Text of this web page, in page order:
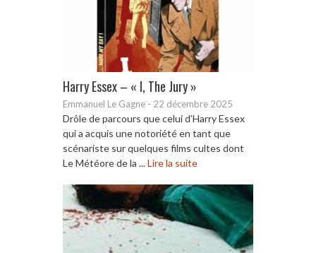
Harry Essex – « I, The Jury »
Emmanuel Le Gagne - 22 décembre 2025
Drôle de parcours que celui d’Harry Essex
qui a acquis une notoriété en tant que
scénariste sur quelques films cultes dont
Le Météore de la ...Lire la suite